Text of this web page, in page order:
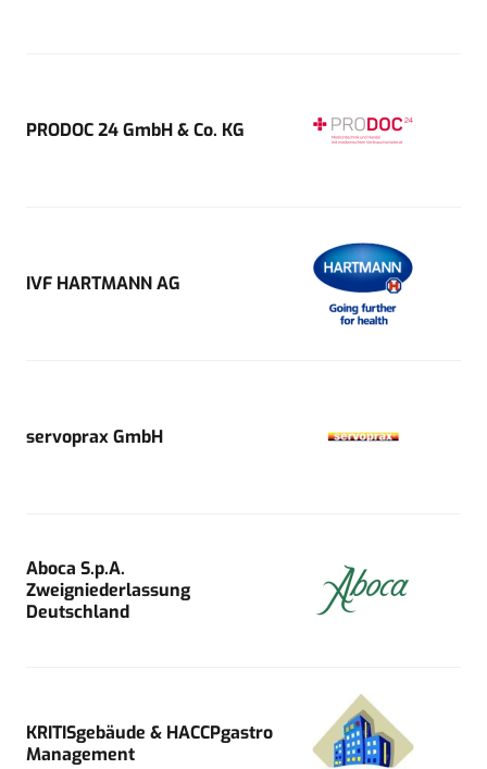
PRODOC 24 GmbH & Co. KG
IVF HARTMANN AG
servoprax GmbH
Aboca S.p.A.
Zweigniederlassung
Deutschland
KRITISgebäude & HACCPgastro
Management